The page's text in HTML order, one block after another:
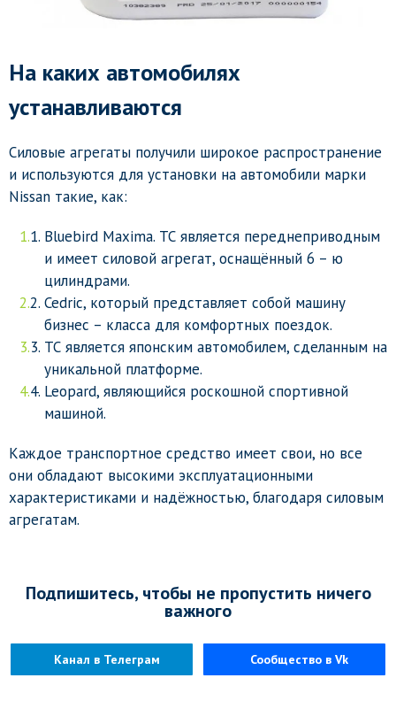
На каких автомобилях
устанавливаются
Силовые агрегаты получили широкое распространение
и используются для установки на автомобили марки
Nissan такие, как:
Bluebird Maxima. ТС является переднеприводным
и имеет силовой агрегат, оснащённый 6 – ю
цилиндрами.
Cedric, который представляет собой машину
бизнес – класса для комфортных поездок.
ТС является японским автомобилем, сделанным на
уникальной платформе.
Leopard, являющийся роскошной спортивной
машиной.
Каждое транспортное средство имеет свои, но все
они обладают высокими эксплуатационными
характеристиками и надёжностью, благодаря силовым
агрегатам.
Подпишитесь, чтобы не пропустить ничего
важного
Канал в Телеграм Сообщество в Vk